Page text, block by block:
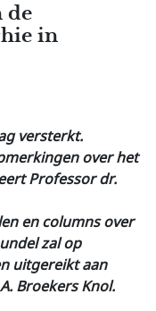
de
in
versterkt.
over het
Professor dr.
en columns over
zal op
uitgereikt aan
Broekers Knol.